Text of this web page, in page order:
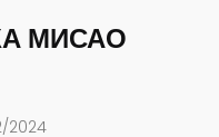
МИСАО
2024